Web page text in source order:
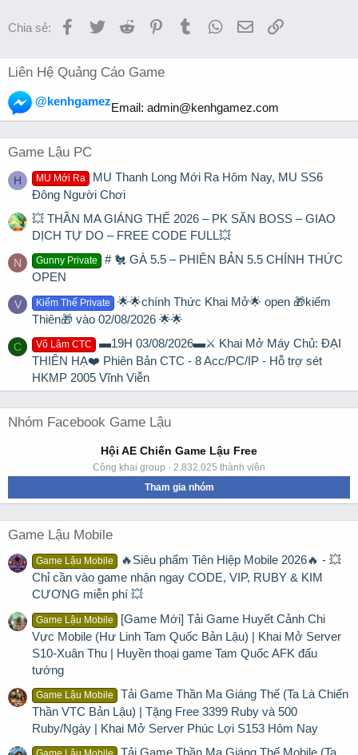
Chia sẻ: Facebook
TwitterReddit PinterestTumblrWhatsApp
EmailLink
Liên Hệ Quảng Cáo Game
@kenhgamezEmail: admin@kenhgamez.com
Game Lậu PC
H MU Mới Ra
MU Thanh Long Mới Ra Hôm Nay, MU SS6
Đông Người Chơi
💥 THẦN MA GIÁNG THẾ 2026 – PK SĂN BOSS – GIAO
DỊCH TỰ DO – FREE CODE FULL💥
N Gunny Private
# 🐔 GÀ 5.5 – PHIÊN BẢN 5.5 CHÍNH THỨC
OPEN
V Kiếm Thế Private
🌟🌟chính Thức Khai Mở🌟 open 🎁kiếm
Thiên🎁 vào 02/08/2026 🌟🌟
C Võ Lâm CTC
▬19H 03/08/2026▬⚔️ Khai Mở Máy Chủ: ĐẠI
THIÊN HẠ❤️ Phiên Bản CTC - 8 Acc/PC/IP - Hỗ trợ sét
HKMP 2005 Vĩnh Viễn
Nhóm Facebook Game Lậu
Hội AE Chiến Game Lậu Free
Công khai group · 2.832.025 thành viên
Tham gia nhóm
Game Lậu Mobile
Game Lậu Mobile
🔥Siêu phẩm Tiên Hiệp Mobile 2026🔥 - 💥
Chỉ cần vào game nhận ngay CODE, VIP, RUBY & KIM
CƯƠNG miễn phí 💥
Game Lậu Mobile
[Game Mới] Tải Game Huyết Cảnh Chi
Vực Mobile (Hư Linh Tam Quốc Bản Lậu) | Khai Mở Server
S10-Xuân Thu | Huyền thoại game Tam Quốc AFK đấu
tướng
Game Lậu Mobile
Tải Game Thần Ma Giáng Thế (Ta Là Chiến
Thần VTC Bản Lậu) | Tặng Free 3399 Ruby và 500
Ruby/Ngày | Khai Mở Server Phúc Lợi S153 Hôm Nay